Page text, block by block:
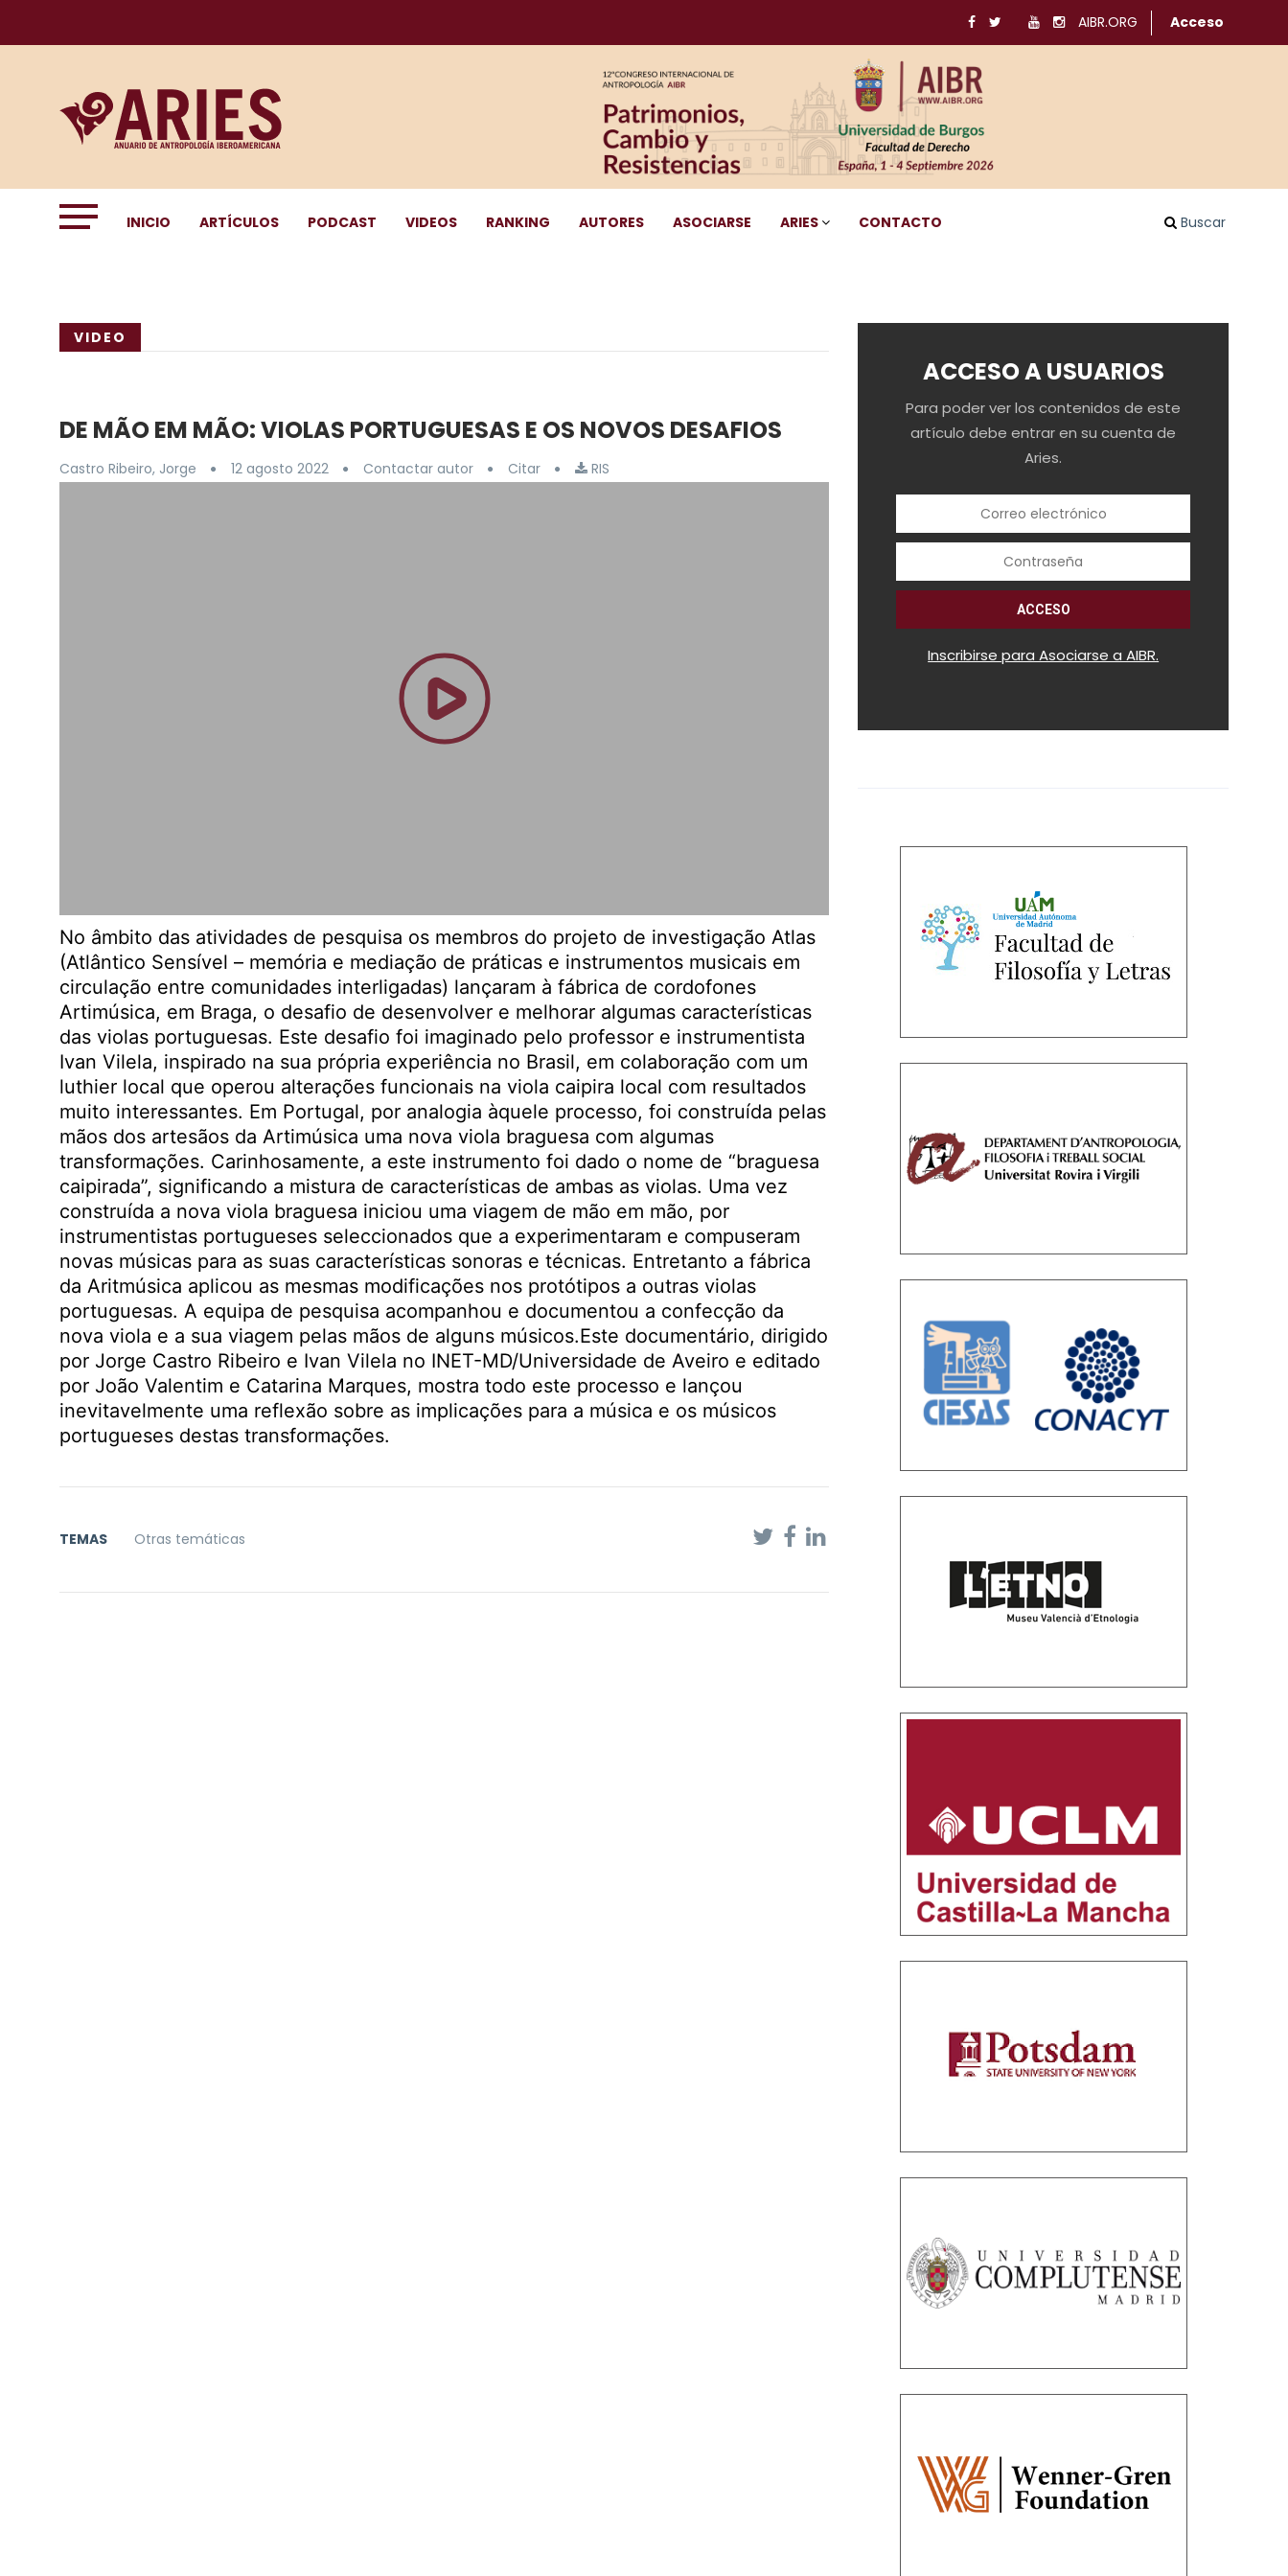
AIBR.ORG Acceso
INICIO ARTÍCULOS PODCAST VIDEOS RANKING AUTORES ASOCIARSE ARIES CONTACTO Buscar
VIDEO
DE MÃO EM MÃO: VIOLAS PORTUGUESAS E OS NOVOS DESAFIOS
Castro Ribeiro, Jorge 12 agosto 2022 Contactar autor Citar RIS
No âmbito das atividades de pesquisa os membros do projeto de investigação Atlas
(Atlântico Sensível – memória e mediação de práticas e instrumentos musicais em
circulação entre comunidades interligadas) lançaram à fábrica de cordofones
Artimúsica, em Braga, o desafio de desenvolver e melhorar algumas características
das violas portuguesas. Este desafio foi imaginado pelo professor e instrumentista
Ivan Vilela, inspirado na sua própria experiência no Brasil, em colaboração com um
luthier local que operou alterações funcionais na viola caipira local com resultados
muito interessantes. Em Portugal, por analogia àquele processo, foi construída pelas
mãos dos artesãos da Artimúsica uma nova viola braguesa com algumas
transformações. Carinhosamente, a este instrumento foi dado o nome de “braguesa
caipirada”, significando a mistura de características de ambas as violas. Uma vez
construída a nova viola braguesa iniciou uma viagem de mão em mão, por
instrumentistas portugueses seleccionados que a experimentaram e compuseram
novas músicas para as suas características sonoras e técnicas. Entretanto a fábrica
da Aritmúsica aplicou as mesmas modificações nos protótipos a outras violas
portuguesas. A equipa de pesquisa acompanhou e documentou a confecção da
nova viola e a sua viagem pelas mãos de alguns músicos.Este documentário, dirigido
por Jorge Castro Ribeiro e Ivan Vilela no INET-MD/Universidade de Aveiro e editado
por João Valentim e Catarina Marques, mostra todo este processo e lançou
inevitavelmente uma reflexão sobre as implicações para a música e os músicos
portugueses destas transformações.
TEMAS Otras temáticas
ACCESO A USUARIOS
Para poder ver los contenidos de este
artículo debe entrar en su cuenta de
Aries.
Inscribirse para Asociarse a AIBR.